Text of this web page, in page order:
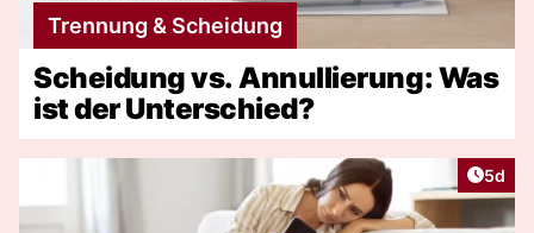
Trennung & Scheidung
Scheidung vs. Annullierung: Was
ist der Unterschied?
5d